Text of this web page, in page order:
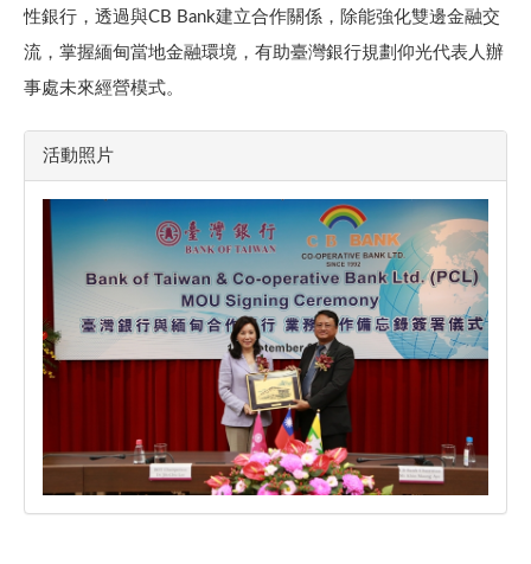
性銀行，透過與CB Bank建立合作關係，除能強化雙邊金融交
流，掌握緬甸當地金融環境，有助臺灣銀行規劃仰光代表人辦
事處未來經營模式。
活動照片